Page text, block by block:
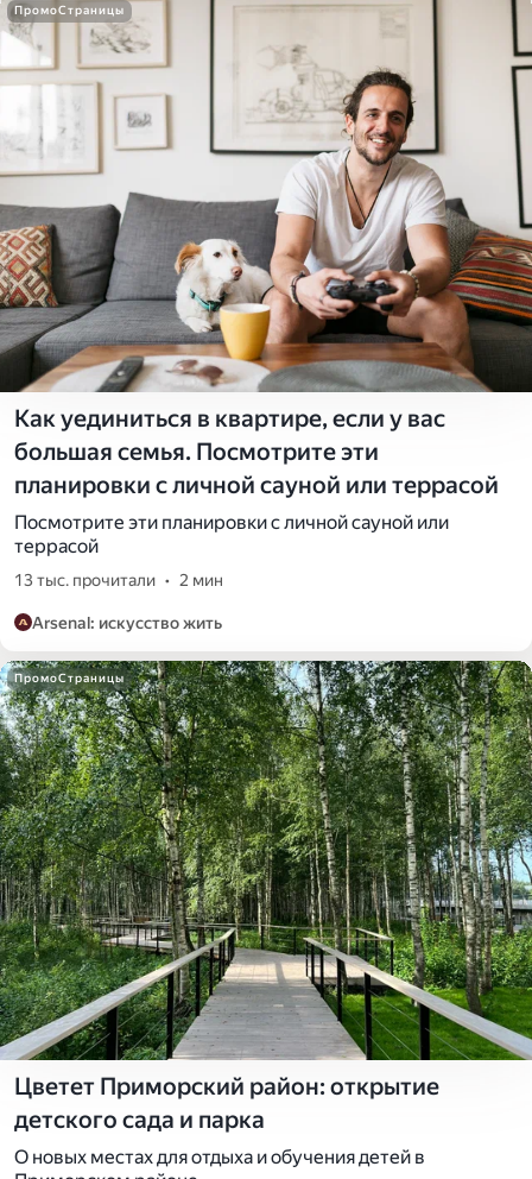
ПромоСтраницы
Как уединиться в квартире, если у вас
большая семья. Посмотрите эти
планировки с личной сауной или террасой
Посмотрите эти планировки с личной сауной или
террасой
13 тыс. прочитали • 2 мин
Arsenal: искусство жить
ПромоСтраницы
Цветет Приморский район: открытие
детского сада и парка
О новых местах для отдыха и обучения детей в